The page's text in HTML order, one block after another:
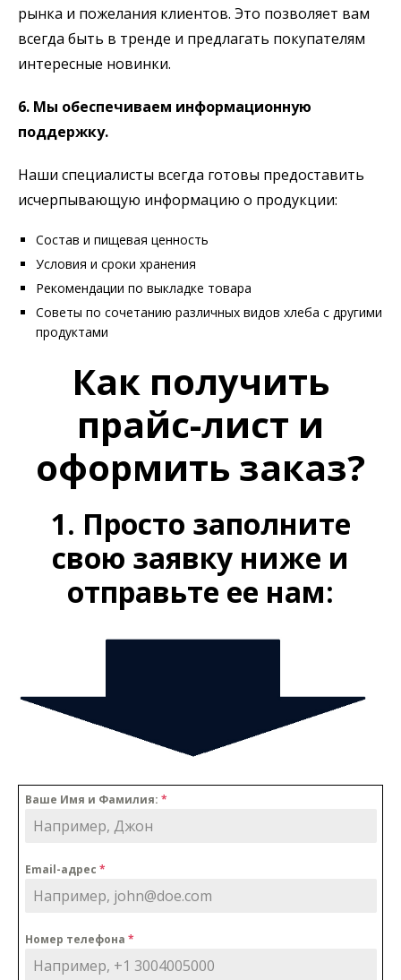
рынка и пожелания клиентов. Это позволяет вам
всегда быть в тренде и предлагать покупателям
интересные новинки.
6. Мы обеспечиваем информационную
поддержку.
Наши специалисты всегда готовы предоставить
исчерпывающую информацию о продукции:
Состав и пищевая ценность
Условия и сроки хранения
Рекомендации по выкладке товара
Советы по сочетанию различных видов хлеба с другими
продуктами
Как получить
прайс-лист и
оформить заказ?
1. Просто заполните
свою заявку ниже и
отправьте ее нам:
Ваше Имя и Фамилия: *
Email-адрес *
Номер телефона *